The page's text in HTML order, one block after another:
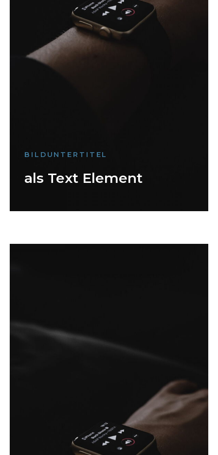
BILDUNTERTITEL
als Text Element